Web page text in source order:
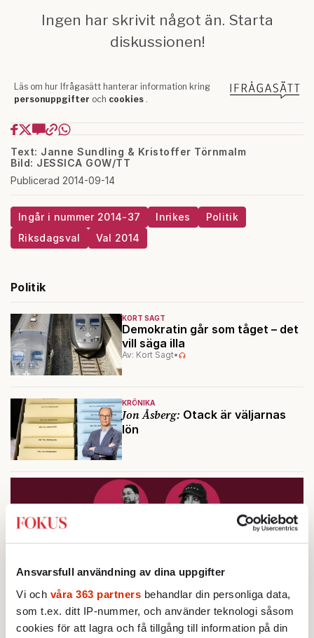
Ansvarsfull användning av dina uppgifter
Vi och våra 363 partners behandlar din personliga data,
som t.ex. ditt IP-nummer, och använder teknologi såsom
cookies för att lagra och få tillgång till information på din
Text: Janne Sundling & Kristoffer Törnmalm
Bild: JESSICA GOW/TT
Publicerad 2014-09-14
Ingår i nummer 2014-37 Inrikes
Politik
Riksdagsval
Val 2014
Politik
KORT SAGT
Demokratin går som tåget – det
vill säga illa
Av: Kort Sagt•
KRÖNIKA
Jon Åsberg: Otack är väljarnas
lön